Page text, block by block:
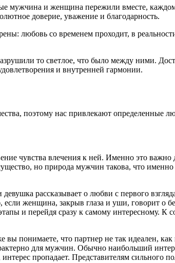
мужчина и женщина пережили вместе,
доверие, уважение и благодарность.
любовь со временем проходит, в
то светлое, что было между ними.
и внутренней гармонии.
поэтому нас привлекают определенные
чувства влечения к ней. Именно это важно
но природа мужчин такова, что
рассказывает о любви с первого
женщина, закрыв глаза и уши, говорит о
и перейдя сразу к самому интересному. К
вы понимаете, что партнер не так идеален,
для мужчин. Обычно наибольший
пропадает. Представителям сильного